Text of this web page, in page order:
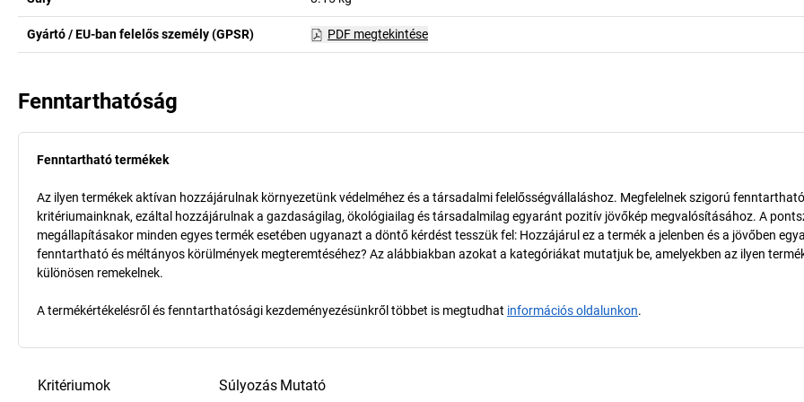
Gyártó / EU-ban felelős személy (GPSR) PDF megtekintése
Fenntarthatóság
Fenntartható termékek
Az ilyen termékek aktívan hozzájárulnak környezetünk védelméhez és a társadalmi felelősségvállaláshoz. Megfelelnek szigorú
kritériumainknak, ezáltal hozzájárulnak a gazdaságilag, ökológiailag és társadalmilag egyaránt pozitív jövőkép megvalósításához. A
megállapításakor minden egyes termék esetében ugyanazt a döntő kérdést tesszük fel: Hozzájárul ez a termék a jelenben és a jövőben
fenntartható és méltányos körülmények megteremtéséhez? Az alábbiakban azokat a kategóriákat mutatjuk be, amelyekben az ilyen
különösen remekelnek.
A termékértékelésről és fenntarthatósági kezdeményezésünkről többet is megtudhat információs oldalunkon.
Kritériumok Súlyozás Mutató